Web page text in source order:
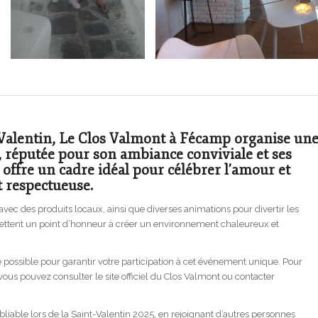
Le Clos Valmont à Fécamp organise une
pour son ambiance conviviale et ses
un cadre idéal pour célébrer l’amour et
des produits locaux, ainsi que diverses animations pour divertir les
un point d’honneur à créer un environnement chaleureux et
pour garantir votre participation à cet événement unique. Pour
pouvez consulter le site officiel du Clos Valmont ou contacter
lors de la Saint-Valentin 2025, en rejoignant d’autres personnes